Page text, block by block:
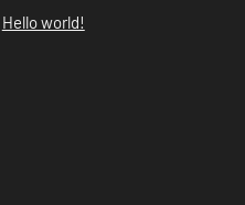
Hello world!